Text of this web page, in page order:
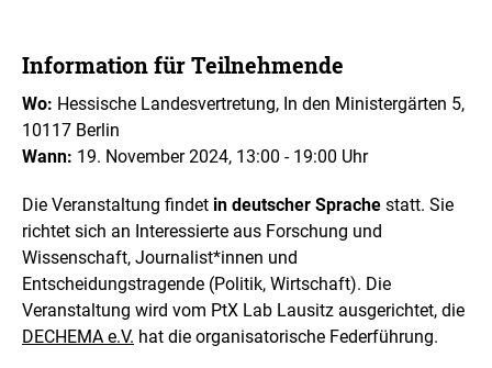
Information für Teilnehmende
Wo: Hessische Landesvertretung, In den Ministergärten 5,
10117 Berlin
Wann: 19. November 2024, 13:00 - 19:00 Uhr
Die Veranstaltung findet in deutscher Sprache statt. Sie
richtet sich an Interessierte aus Forschung und
Wissenschaft, Journalist*innen und
Entscheidungstragende (Politik, Wirtschaft). Die
Veranstaltung wird vom PtX Lab Lausitz ausgerichtet, die
DECHEMA e.V. hat die organisatorische Federführung.